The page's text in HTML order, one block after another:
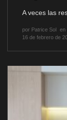
A veces las
por Patrice Sol en
16 de febrero de